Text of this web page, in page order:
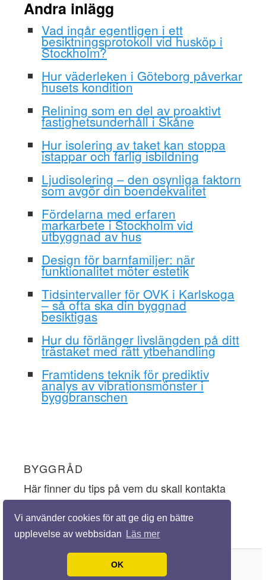
Vi använder cookies för att ge dig en bättre
upplevelse av webbsidan
Läs mer
OK
Andra inlägg
Vad ingår egentligen i ett
besiktningsprotokoll vid husköp i
Stockholm?
Hur väderleken i Göteborg påverkar
husets kondition
Relining som en del av proaktivt
fastighetsunderhåll i Skåne
Hur isolering av taket kan stoppa
istappar och farlig isbildning
Ljudisolering – den osynliga faktorn
som avgör din boendekvalitet
Fördelarna med erfaren
markarbete i Stockholm vid
utbyggnad av hus
Design för barnfamiljer: när
funktionalitet möter estetik
Tidsintervaller för OVK i Karlskoga
– så ofta ska din byggnad
besiktigas
Hur du förlänger livslängden på ditt
trästaket med rätt ytbehandling
Framtidens teknik för prediktiv
analys av vibrationsmönster i
byggbranschen
BYGGRÅD
Här finner du tips på vem du skall kontakta
och vem du skall lyssna på när du ska
inhämta goda byggråd.
© 2026 Byggråd.nu. Alla rättigheter förbehållna.